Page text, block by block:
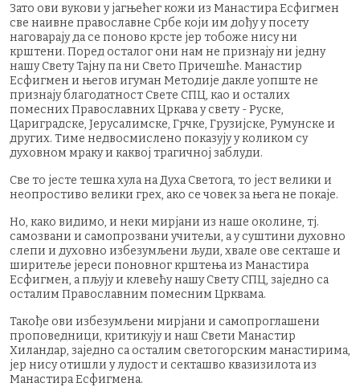
Зато ови вукови у јагњећег кожи из Манастира Есфигмен
све наивне православне Србе који им дођу у посету
наговарају да се поново крсте јер тобоже нису ни
крштени. Поред осталог они нам не признају ни једну
нашу Свету Тајну па ни Свето Причешће. Манастир
Есфигмен и његов игуман Методије дакле уопште не
признају благодатност Свете СПЦ, као и осталих
помесних Православних Цркава у свету - Руске,
Цариградске, Јерусалимске, Грчке, Грузијске, Румунске и
других. Тиме недвосмислено показују у коликом су
духовном мраку и каквој трагичној заблуди.
Све то јесте тешка хула на Духа Светога, то јест велики и
неопростиво велики грех, ако се човек за њега не покаје.
Но, како видимо, и неки мирјани из наше околине, тј.
самозвани и самопрозвани учитељи, а у суштини духовно
слепи и духовно избезумљени људи, хвале ове секташе и
ширитеље јереси поновног крштења из Манастира
Есфигмен, а пљују и клевећу нашу Свету СПЦ, заједно са
осталим Православним помесним Црквама.
Такође ови избезумљени мирјани и самопроглашени
проповедници, критикују и наш Свети Манастир
Хиландар, заједно са осталим светогорским манастирима,
јер нису отишли у лудост и секташво квазизилота из
Манастира Есфигмена.